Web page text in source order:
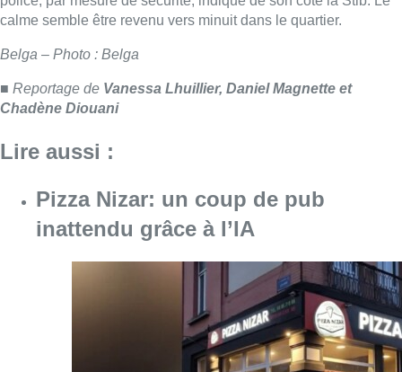
Consulter l'article "Pizza Nizar: un coup de